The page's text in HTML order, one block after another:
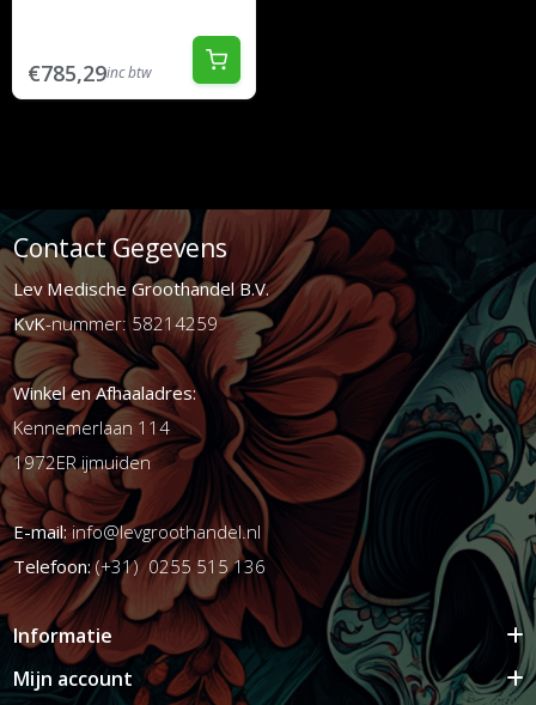
€785,29inc btw
Contact Gegevens
Lev Medische Groothandel B.V.
KvK-nummer: 58214259
Winkel en Afhaaladres:
Kennemerlaan 114
1972ER ijmuiden
E-mail:info@levgroothandel.nl
Telefoon:(+31) 0255 515 136
Informatie
Mijn account